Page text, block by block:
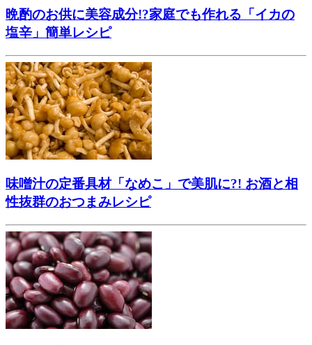
晩酌のお供に美容成分!?家庭でも作れる「イカの
塩辛」簡単レシピ
味噌汁の定番具材「なめこ」で美肌に?! お酒と相
性抜群のおつまみレシピ